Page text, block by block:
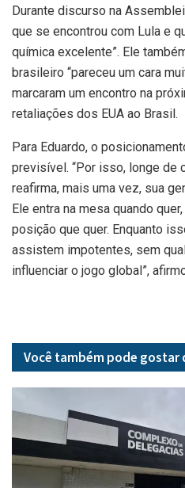
Durante discurso na
que se encontrou com Lula e
química excelente”. Ele
brasileiro “pareceu um cara
marcaram um encontro na
retaliações dos EUA ao Brasil.
Para Eduardo, o
previsível. “Por isso, longe de
reafirma, mais uma vez, sua
Ele entra na mesa quando
posição que quer. Enquanto
assistem impotentes, sem
influenciar o jogo global”,
Você também pode gostar